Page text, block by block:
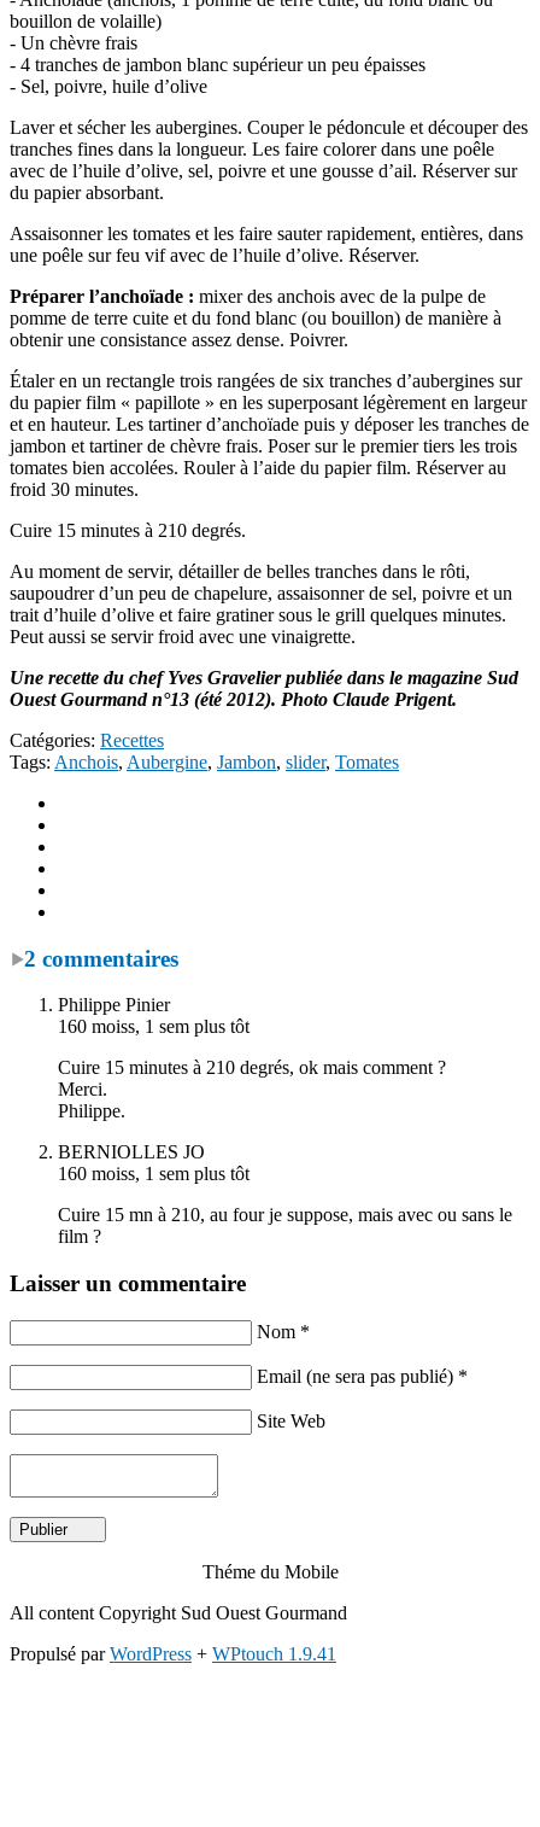
bouillon de volaille)
- Un chèvre frais
- 4 tranches de jambon blanc supérieur un peu épaisses
- Sel, poivre, huile d’olive
Laver et sécher les aubergines. Couper le pédoncule et découper des
tranches fines dans la longueur. Les faire colorer dans une poêle
avec de l’huile d’olive, sel, poivre et une gousse d’ail. Réserver sur
du papier absorbant.
Assaisonner les tomates et les faire sauter rapidement, entières, dans
une poêle sur feu vif avec de l’huile d’olive. Réserver.
Préparer l’anchoïade : mixer des anchois avec de la pulpe de
pomme de terre cuite et du fond blanc (ou bouillon) de manière à
obtenir une consistance assez dense. Poivrer.
Étaler en un rectangle trois rangées de six tranches d’aubergines sur
du papier film « papillote » en les superposant légèrement en largeur
et en hauteur. Les tartiner d’anchoïade puis y déposer les tranches de
jambon et tartiner de chèvre frais. Poser sur le premier tiers les trois
tomates bien accolées. Rouler à l’aide du papier film. Réserver au
froid 30 minutes.
Cuire 15 minutes à 210 degrés.
Au moment de servir, détailler de belles tranches dans le rôti,
saupoudrer d’un peu de chapelure, assaisonner de sel, poivre et un
trait d’huile d’olive et faire gratiner sous le grill quelques minutes.
Peut aussi se servir froid avec une vinaigrette.
Une recette du chef Yves Gravelier publiée dans le magazine Sud
Ouest Gourmand n°13 (été 2012). Photo Claude Prigent.
Catégories: Recettes
Tags: Anchois, Aubergine, Jambon, slider, Tomates
2 commentaires
Philippe Pinier
160 moiss, 1 sem plus tôt
Cuire 15 minutes à 210 degrés, ok mais comment ?
Merci.
Philippe.
BERNIOLLES JO
160 moiss, 1 sem plus tôt
Cuire 15 mn à 210, au four je suppose, mais avec ou sans le
film ?
Laisser un commentaire
Nom *
Email (ne sera pas publié) *
Site Web
Théme du Mobile
All content Copyright Sud Ouest Gourmand
Propulsé parWordPress + WPtouch 1.9.41